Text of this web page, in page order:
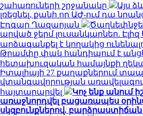
շահառուների շրջանակը
Այս
լռեցնել, քանի որ ԱԺ-ում դա
Էդգար Ղազարյան
արված ջերմ լուսանկարներ. Էլիզ
արձագանքել է կողակից
Թրամփը փակ հանդիպում է
հետախուզական համայնքի
Իտալիայի 27 քաղաքներում
վտանգավորության
հայտարարվել
Կոչ ենք անում
առաջնորդվել բացառապես
սկզբունքներով.